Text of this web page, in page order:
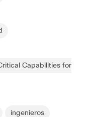
Capabilities for
ingenieros